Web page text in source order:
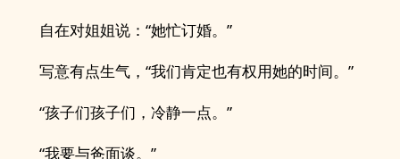
自在对姐姐说：“她忙订婚。”
写意有点生气，“我们肯定也有权用她的时间。”
“孩子们孩子们，冷静一点。”
“我要与爸面谈。”